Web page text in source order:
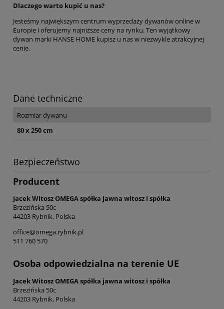
Dlaczego warto kupić u nas?
Jesteśmy największym centrum wyprzedaży dywanów online w
Europie i oferujemy najniższe ceny na rynku. Ten wyjątkowy
dywan marki HANSE HOME kupisz u nas w niezwykle atrakcyjnej
cenie.
Dane techniczne
Rozmiar dywanu
80 x 250 cm
Bezpieczeństwo
Producent
Jacek Witosz OMEGA spółka jawna witosz i spółka
Brzezińska 50c
44203 Rybnik, Polska
office@omega.rybnik.pl
511 760 570
Osoba odpowiedzialna na terenie UE
Jacek Witosz OMEGA spółka jawna witosz i spółka
Brzezińska 50c
44203 Rybnik, Polska